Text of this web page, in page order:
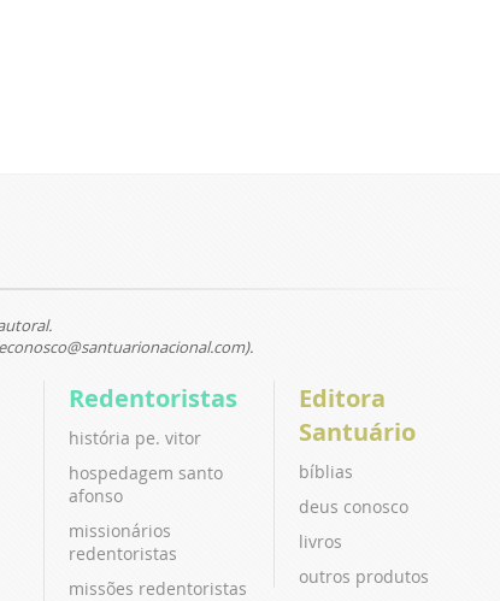
Redentoristas
história pe. vitor
hospedagem santo
afonso
missionários
redentoristas
missões redentoristas
Editora
Santuário
bíblias
deus conosco
livros
outros produtos